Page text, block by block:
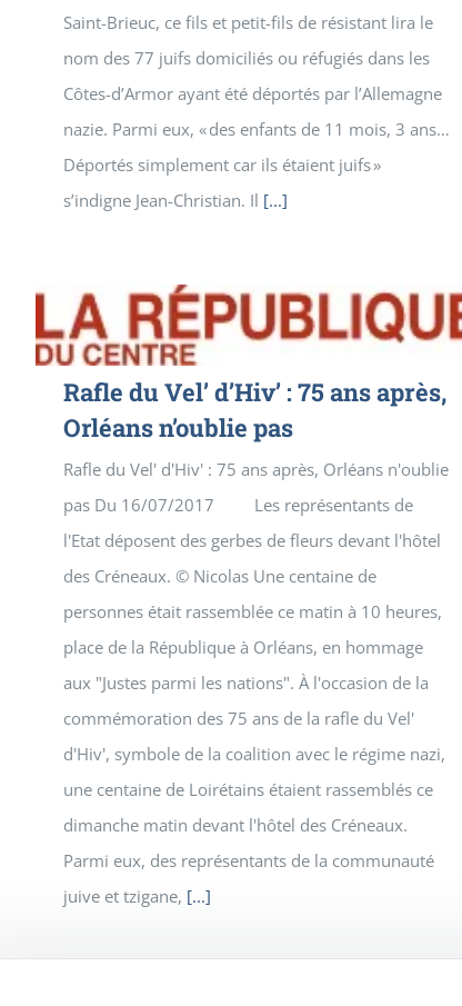
Saint-Brieuc, ce fils et petit-fils de résistant lira le
nom des 77 juifs domiciliés ou réfugiés dans les
Côtes-d’Armor ayant été déportés par l’Allemagne
nazie. Parmi eux, « des enfants de 11 mois, 3 ans…
Déportés simplement car ils étaient juifs »
s’indigne Jean-Christian. Il [...]
Rafle du Vel’ d’Hiv’ : 75 ans après,
Orléans n’oublie pas
Rafle du Vel' d'Hiv' : 75 ans après, Orléans n'oublie
pas Du 16/07/2017 Les représentants de
l'Etat déposent des gerbes de fleurs devant l'hôtel
des Créneaux. © Nicolas Une centaine de
personnes était rassemblée ce matin à 10 heures,
place de la République à Orléans, en hommage
aux "Justes parmi les nations". À l'occasion de la
commémoration des 75 ans de la rafle du Vel'
d'Hiv', symbole de la coalition avec le régime nazi,
une centaine de Loirétains étaient rassemblés ce
dimanche matin devant l'hôtel des Créneaux.
Parmi eux, des représentants de la communauté
juive et tzigane, [...]